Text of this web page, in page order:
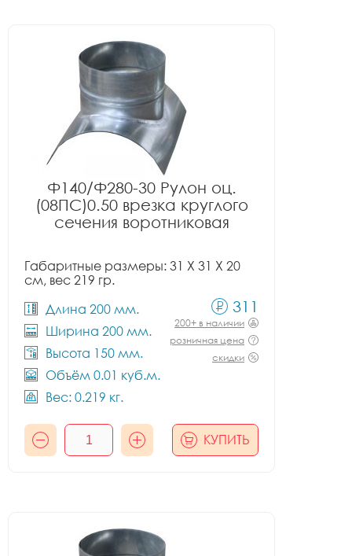
Ф140/Ф280-30 Рулон оц.
(08ПС)0.50 врезка круглого
сечения воротниковая
Габаритные размеры: 31 X 31 X 20
см, вес 219 гр.
Длина 200 мм.
Ширина 200 мм.
Высота 150 мм.
Объём 0.01 куб.м.
Вес: 0.219 кг.
311
200+ в наличии
розничная цена
скидки
КУПИТЬ